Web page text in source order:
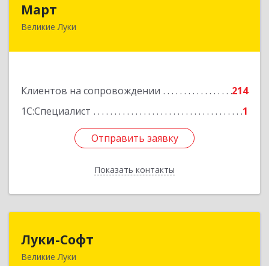
Март
Великие Луки
Клиентов на сопровождении
214
1С:Специалист
1
Отправить заявку
Показать контакты
182113, Псковская обл, Великие Луки г,
Отправить заявку
Назад
Луки-Софт
Великие Луки182113, Псковская обл, Великие Луки г,